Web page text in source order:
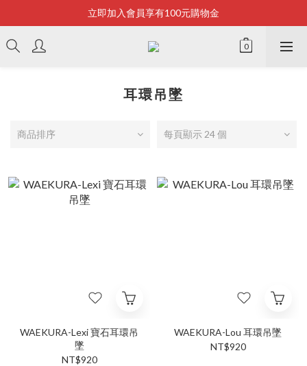
Bonjour~
立即加入會員享有100元購物金
全店滿2500即享免運
耳環吊墜
商品排序 每頁顯示 24 個
WAEKURA-Lexi 寶石耳環吊
墜
NT$920
WAEKURA-Lou 耳環吊墜
NT$920